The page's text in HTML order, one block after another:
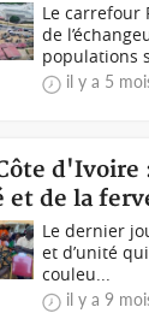
Le carrefour
de
populations
il y a 5
d'Ivoire
de la
Le dernier
et d’unité
couleu...
il y a 9